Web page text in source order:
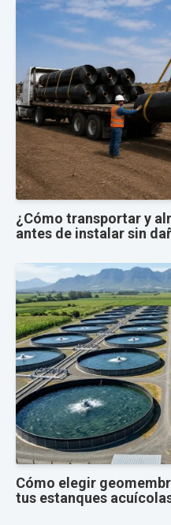
¿Cómo transportar y
antes de instalar sin
Cómo elegir
tus estanques